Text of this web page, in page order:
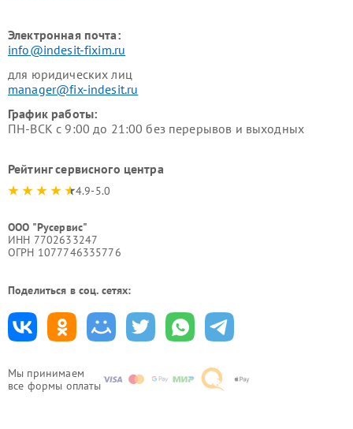
Мы принимаем
все формы оплаты
Электронная почта:
info@indesit-fixim.ru
для юридических лиц
manager@fix-indesit.ru
График работы:
ПН-ВСК с 9:00 до 21:00 без перерывов и выходных
Рейтинг сервисного центра
4.9-5.0
ООО "Русервис"
ИНН 7702633247
ОГРН 1077746335776
Поделиться в соц. сетях: